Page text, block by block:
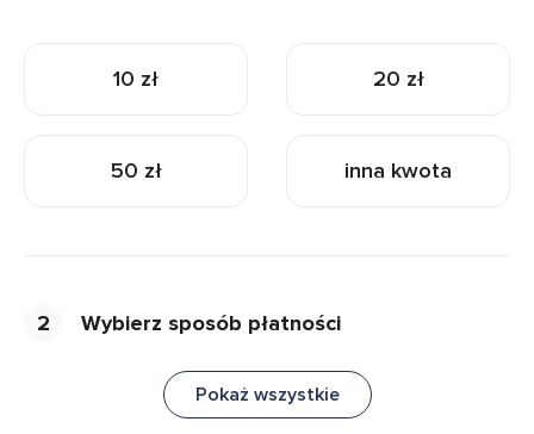
10 zł 20 zł
50 zł inna kwota
2 Wybierz sposób płatności
Pokaż wszystkie